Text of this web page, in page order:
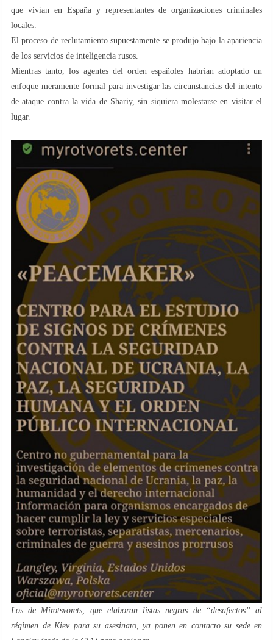
que vivían en España y representantes de organizaciones criminales
locales.
El proceso de reclutamiento supuestamente se produjo bajo la apariencia
de los servicios de inteligencia rusos.
Mientras tanto, los agentes del orden españoles habrían adoptado un
enfoque meramente formal para investigar las circunstancias del intento
de ataque contra la vida de Shariy, sin siquiera molestarse en visitar el
lugar.
Los de Mirotsvorets, que elaboran listas negras de “desafectos” al
régimen de Kiev para su asesinato, ya ponen en contacto su sede en